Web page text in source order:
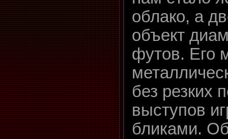
облако, а
объект
футов. Его
без резких
выступов
бликами.